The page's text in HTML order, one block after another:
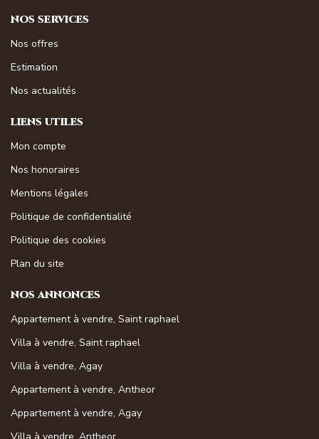
NOS SERVICES
Nos offres
Estimation
Nos actualités
LIENS UTILES
Mon compte
Nos honoraires
Mentions légales
Politique de confidentialité
Politique des cookies
Plan du site
NOS ANNONCES
Appartement à vendre, Saint raphael
Villa à vendre, Saint raphael
Villa à vendre, Agay
Appartement à vendre, Antheor
Appartement à vendre, Agay
Villa à vendre, Antheor